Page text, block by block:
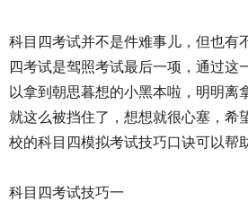
科目四考试并不是件难事儿，但也有
四考试是驾照考试最后一项，通过这
以拿到朝思暮想的小黑本啦， 明明离
就这么被挡住了，想想就很心塞，希
校的科目四模拟考试技巧口诀可以帮
科目四考试技巧一